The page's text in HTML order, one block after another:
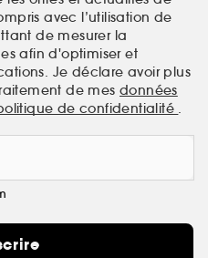
avec l’utilisation de
de mesurer la
afin d'optimiser et
Je déclare avoir plus
de mes données
de confidentialité